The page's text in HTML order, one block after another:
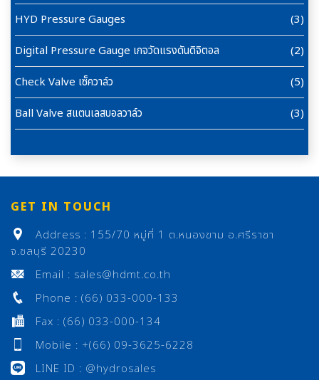
HYD Pressure Gauges
(3)
Digital Pressure Gauge เกจวัดแรงดันดิจิตอล
(2)
Check Valve เซ็ควาล์ว
(5)
Ball Valve สแตนเลสบอลวาล์ว
(3)
GET IN TOUCH
Address : 155/70 หมู่ที่ 1 ต.หนองขาม อ.ศรีราชา
จ.ชลบุรี 20230
Email : sales@hdmt.co.th
Phone : (66) 033-000-133
Fax : (66) 033-000-134
Mobile : +(66) 09-3625-6228
LINE ID : @hydrosales